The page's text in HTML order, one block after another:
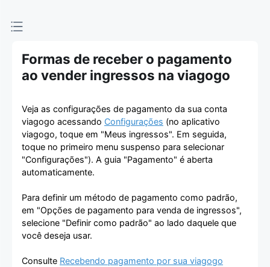
Formas de receber o pagamento
ao vender ingressos na viagogo
Veja as configurações de pagamento da sua conta
viagogo acessando Configurações (no aplicativo
viagogo, toque em "Meus ingressos". Em seguida,
toque no primeiro menu suspenso para selecionar
"Configurações"). A guia "Pagamento" é aberta
automaticamente.
Para definir um método de pagamento como padrão,
em "Opções de pagamento para venda de ingressos",
selecione "Definir como padrão" ao lado daquele que
você deseja usar.
Consulte Recebendo pagamento por sua viagogo